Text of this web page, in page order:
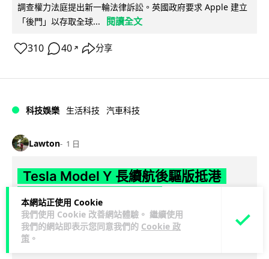
本網站正使用 Cookie
我們使用 Cookie 改善網站體驗。 繼續使用
我們的網站即表示您同意我們的 Cookie 政
策 。
調查權力法庭提出新一輪法律訴訟。英國政府要求 Apple 建立
「後門」以存取全球...
閱讀全文
310 40 ↗ 分享
科技娛樂 生活科技 汽車科技
Lawton 1 日
Tesla Model Y 長續航後驅版抵港
YOHO MALL 率先試駕
Tesla 香港推出 Model Y Premium 長續航後輪驅動版，續航最
高達 691 公里，為家族中續航最長單摩打版本。新車即日起於